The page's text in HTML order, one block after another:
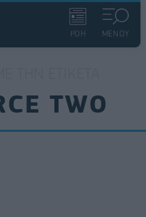
ΡΟΗ ΜΕΝΟΥ
TWO